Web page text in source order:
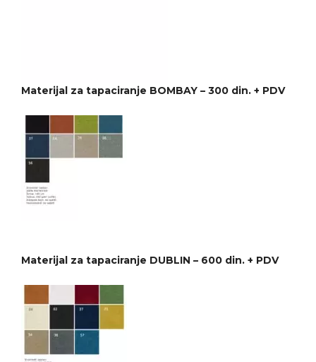
Materijal za tapaciranje BOMBAY – 300 din. + PDV
Materijal za tapaciranje DUBLIN – 600 din. + PDV